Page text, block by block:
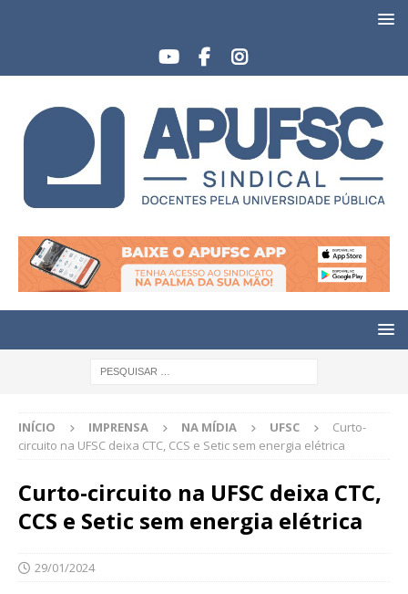
INÍCIO IMPRENSA NA MÍDIA UFSC
Curto-
circuito na UFSC deixa CTC, CCS e Setic sem energia elétrica
Curto-circuito na UFSC deixa CTC,
CCS e Setic sem energia elétrica
29/01/2024